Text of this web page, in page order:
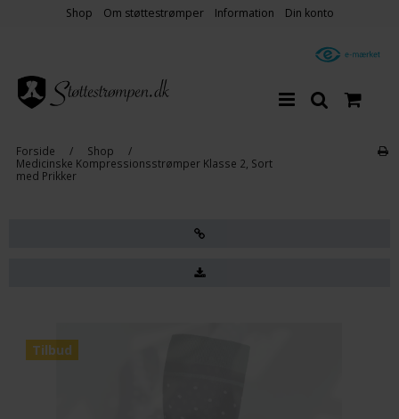
Shop Om støttestrømper Information Din konto
Forside / Shop
/
Medicinske Kompressionsstrømper Klasse 2, Sort
med Prikker
Tilbud